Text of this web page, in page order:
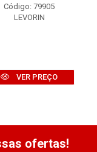
Código: 79905
LEVORIN
VER PREÇO
ofertas!